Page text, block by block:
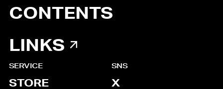
CONTENTS
LINKS
SERVICE
STORE
SNS
X